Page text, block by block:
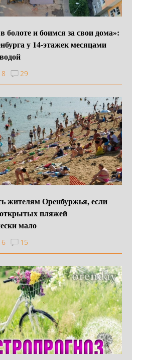
и боимся за свои дома»:
у 14-этажек месяцами
29
жителям Оренбуржья, если
пляжей
мало
15